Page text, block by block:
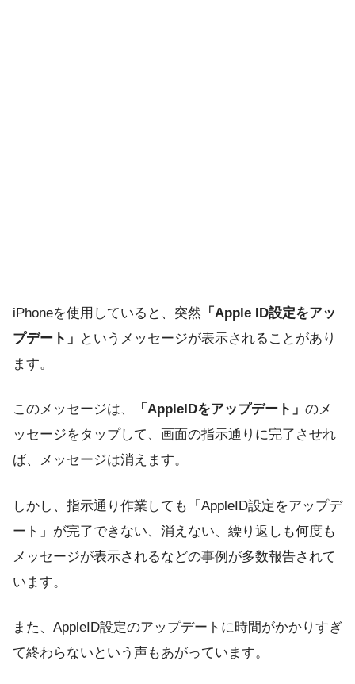
iPhoneを使用していると、突然 「Apple ID設定をアッ
プデート」
というメッセージが表示されることがあり
ます。
このメッセージは、 「AppleIDをアップデート」 のメ
ッセージをタップして、画面の指示通りに完了させれ
ば、メッセージは消えます。
しかし、指示通り作業しても「AppleID設定をアップデ
ート」が完了できない、消えない、繰り返しも何度も
メッセージが表示されるなどの事例が多数報告されて
います。
また、AppleID設定のアップデートに時間がかかりすぎ
て終わらないという声もあがっています。